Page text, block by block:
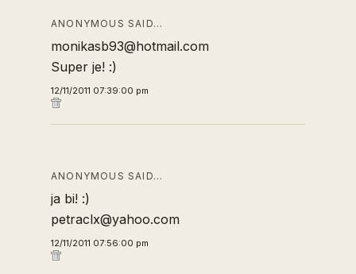
ANONYMOUS SAID…
monikasb93@hotmail.com
Super je! :)
12/11/2011 07:39:00 pm
ANONYMOUS SAID…
ja bi! :)
petraclx@yahoo.com
12/11/2011 07:56:00 pm